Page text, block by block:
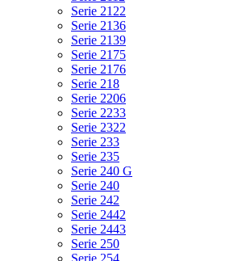
Serie 2122
Serie 2136
Serie 2139
Serie 2175
Serie 2176
Serie 218
Serie 2206
Serie 2233
Serie 2322
Serie 233
Serie 235
Serie 240 G
Serie 240
Serie 242
Serie 2442
Serie 2443
Serie 250
Serie 254